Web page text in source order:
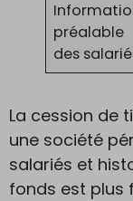
préalable
des
La cession de
une société
salariés et
fonds est plus